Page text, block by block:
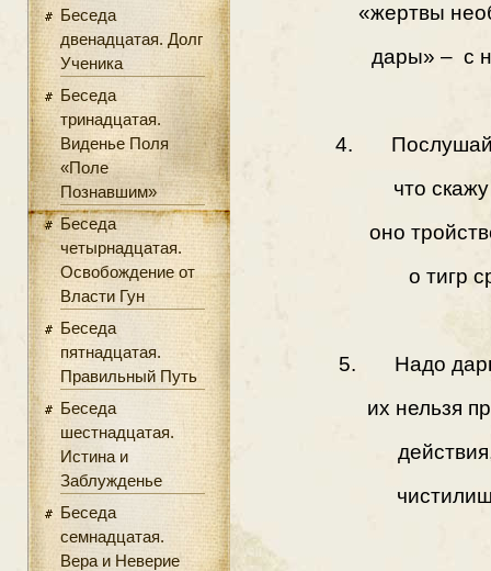
Беседа
двенадцатая. Долг
Ученика
Беседа
тринадцатая.
Виденье Поля
«Поле
Познавшим»
Беседа
четырнадцатая.
Освобождение от
Власти Гун
Беседа
пятнадцатая.
Правильный Путь
Беседа
шестнадцатая.
Истина и
Заблужденье
Беседа
семнадцатая.
Вера и Неверие
«жертвы
дары» – с
4. Послушай
что
оно
о тигр
5. Надо дары
их нельзя